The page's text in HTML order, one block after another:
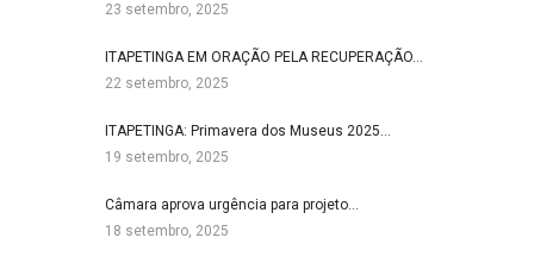
23 setembro, 2025
ITAPETINGA EM ORAÇÃO PELA RECUPERAÇÃO…
22 setembro, 2025
ITAPETINGA: Primavera dos Museus 2025…
19 setembro, 2025
Câmara aprova urgência para projeto…
18 setembro, 2025